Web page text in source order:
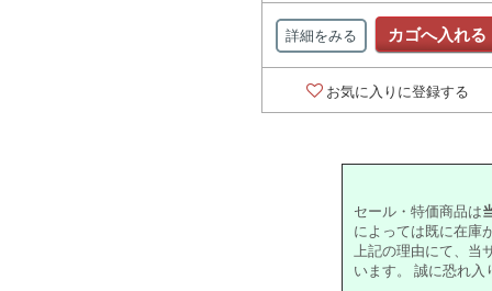
詳細をみる カゴへ入れる
お気に入りに登録する
セール・特価商品は
によっては既に在庫
上記の理由にて、当
います。 誠に恐れ